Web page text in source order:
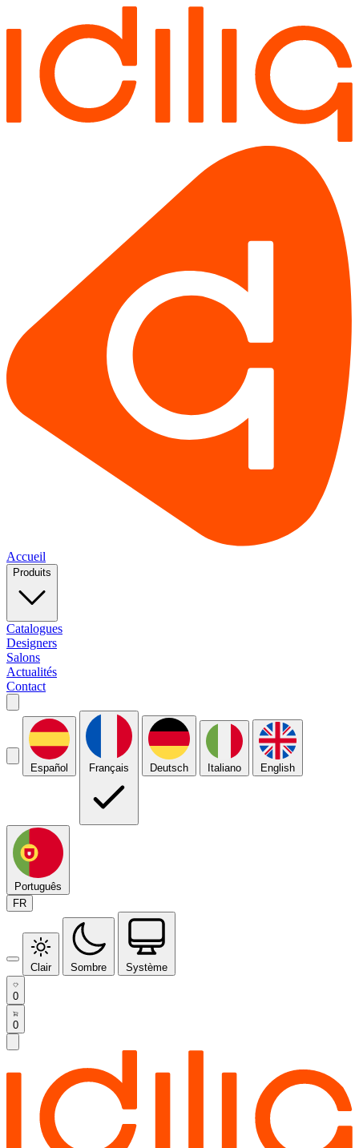
Accueil
Produits
Catalogues
Designers
Salons
Actualités
Contact
Español Français Deutsch Italiano English
Português
FR
Clair Sombre Système
0
0